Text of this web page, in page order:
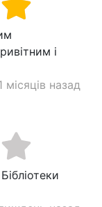
і
місяців назад